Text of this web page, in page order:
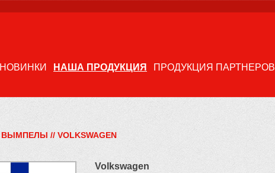
НОВИНКИ НАША ПРОДУКЦИЯ ПРОДУКЦИЯ ПАРТНЕРОВ
ВЫМПЕЛЫ // VOLKSWAGEN
Volkswagen